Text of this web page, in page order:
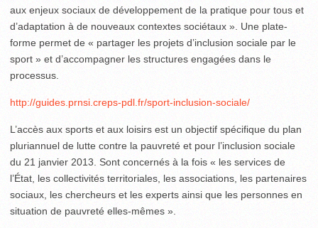
aux enjeux sociaux de développement de la pratique pour tous et
d’adaptation à de nouveaux contextes sociétaux ». Une plate-
forme permet de « partager les projets d’inclusion sociale par le
sport » et d’accompagner les structures engagées dans le
processus.
http://guides.prnsi.creps-pdl.fr/sport-inclusion-sociale/
L’accès aux sports et aux loisirs est un objectif spécifique du plan
pluriannuel de lutte contre la pauvreté et pour l’inclusion sociale
du 21 janvier 2013. Sont concernés à la fois « les services de
l’État, les collectivités territoriales, les associations, les partenaires
sociaux, les chercheurs et les experts ainsi que les personnes en
situation de pauvreté elles-mêmes ».